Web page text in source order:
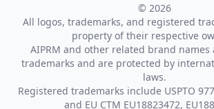
© 2026
All logos, trademarks, and registered
property of their respective
AIPRM and other related brand
trademarks and are protected by
laws.
Registered trademarks include USPTO
and EU CTM EU18823472,